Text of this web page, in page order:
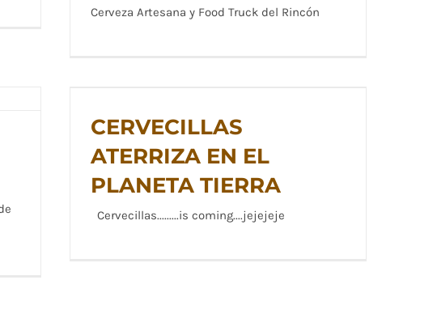
FERIA DE LA CERVEZA ARTESANA
Cerveza Artesana y Food Truck del Rincón
PLANETA TIERRA
CERVECILLAS
ATERRIZA EN EL
PLANETA TIERRA
Cervecillas.........is coming....jejejeje